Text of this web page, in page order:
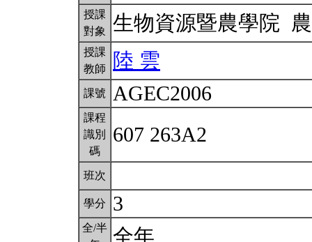
授課
對象
生物資源暨農學院
授課
教師
陸 雲
課號 AGEC2006
課程
識別
碼
607 263A2
班次
學分 3
全/半 全年